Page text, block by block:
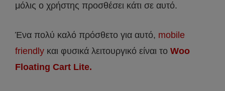
μόλις ο χρήστης προσθέσει κάτι σε αυτό.
Ένα πολύ καλό πρόσθετο για αυτό, mobile
friendly και φυσικά λειτουργικό είναι το Woo
Floating Cart Lite.